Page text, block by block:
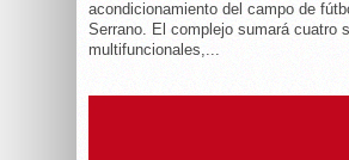
acondicionamiento del campo de
Serrano. El complejo sumará cuatro
multifuncionales,...